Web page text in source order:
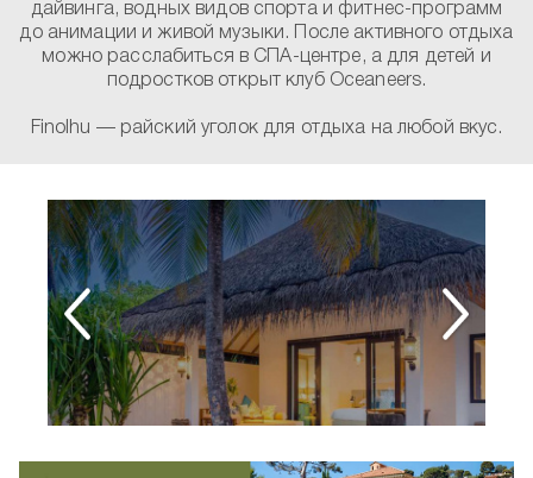
дайвинга, водных видов спорта и фитнес-программ
до анимации и живой музыки. После активного отдыха
можно расслабиться в СПА-центре, а для детей и
подростков открыт клуб Oceaneers.
Finolhu — райский уголок для отдыха на любой вкус.